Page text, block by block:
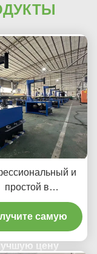
и
простой в
станок
и гаражей.
самую
цену